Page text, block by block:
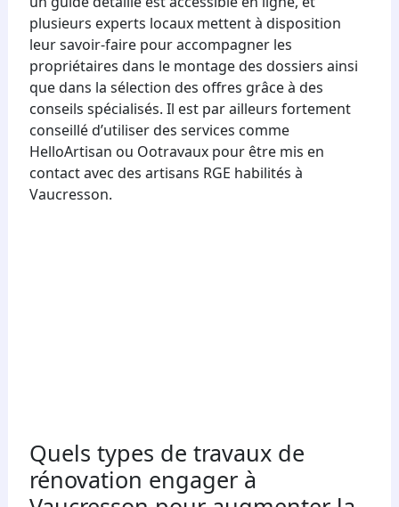
plusieurs experts locaux mettent à disposition
leur savoir-faire pour accompagner les
propriétaires dans le montage des dossiers ainsi
que dans la sélection des offres grâce à des
conseils spécialisés. Il est par ailleurs fortement
conseillé d’utiliser des services comme
HelloArtisan ou Ootravaux pour être mis en
contact avec des artisans RGE habilités à
Vaucresson.
Quels types de travaux de
rénovation engager à